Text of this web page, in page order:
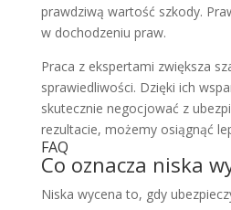
prawdziwą wartość szkody.
w dochodzeniu praw.
Praca z ekspertami zwiększa
sprawiedliwości. Dzięki ich
skutecznie negocjować z
rezultacie, możemy osiągnąć
FAQ
Co oznacza niska
Niska wycena to, gdy